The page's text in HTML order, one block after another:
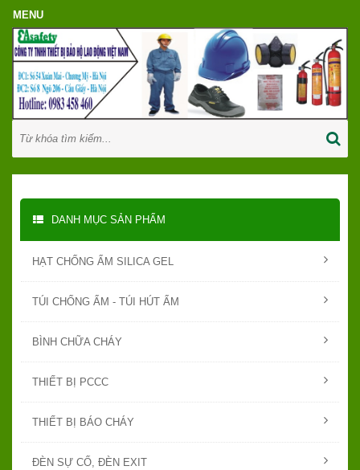
DANH MỤC SẢN PHẨM
HẠT CHỐNG ẨM SILICA GEL
TÚI CHỐNG ẨM - TÚI HÚT ẨM
BÌNH CHỮA CHÁY
THIẾT BỊ PCCC
THIẾT BỊ BÁO CHÁY
ĐÈN SỰ CỐ, ĐÈN EXIT